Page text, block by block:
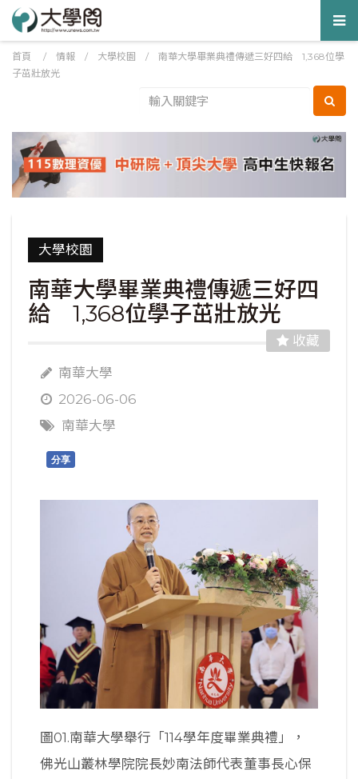
首頁 / 情報 / 大學校園 / 南華大學畢業典禮傳遞三好四給 1,368位學
子茁壯放光
大學校園
南華大學畢業典禮傳遞三好四
給 1,368位學子茁壯放光
收藏
南華大學
2026-06-06
南華大學
分享
圖01.南華大學舉行「114學年度畢業典禮」，
佛光山叢林學院院長妙南法師代表董事長心保